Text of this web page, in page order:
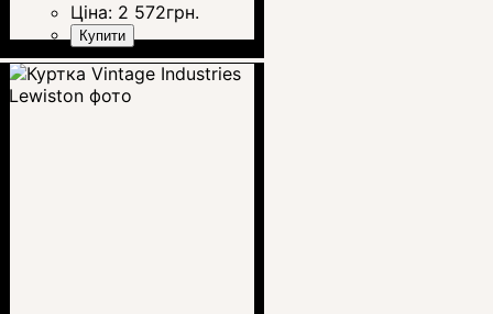
Ціна: 2 572грн.
Купити